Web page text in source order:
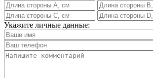
Укажите личные данные: